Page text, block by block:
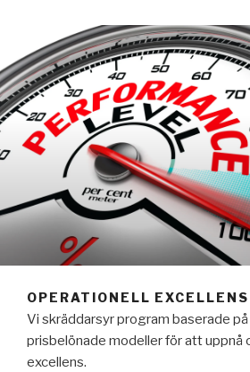
OPERATIONELL EXCELLENS
Vi skräddarsyr program baserade
prisbelönade modeller för att uppnå
excellens.